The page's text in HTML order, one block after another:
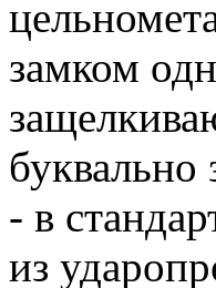
замком
буквально
- в
из